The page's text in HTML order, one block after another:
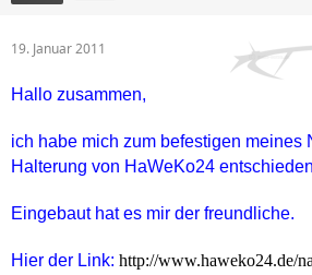
19. Januar 2011
Hallo zusammen,
ich habe mich zum befestigen meines
Halterung von HaWeKo24
Eingebaut hat es mir der freundliche.
Hier der Link: http://www.haweko24.de/